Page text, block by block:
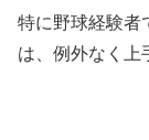
特に野球経験者
は、例外なく上